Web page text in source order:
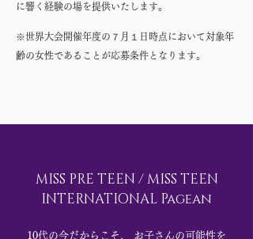
に響く経験の場を提供いたします。
※世界大会開催年度の７月１日時点において対象年
齢の女性であることが応募条件となります。
MISS PRE TEEN / MISS TEEN
INTERNATIONAL Pagean
10代の今だからこそ、 お子さんの可能性を